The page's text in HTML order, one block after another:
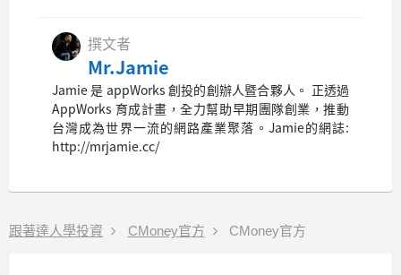
撰文者
Mr.Jamie
Jamie 是 appWorks 創投的創辦人暨合夥人。 正透過
AppWorks 育成計畫，全力幫助早期團隊創業，推動
台灣成為世界一流的網路產業聚落。Jamie的網誌:
http://mrjamie.cc/
跟著達人學投資 CMoney官方 CMoney官方